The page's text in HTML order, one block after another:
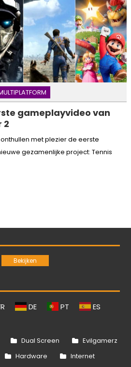
gameplayvideo van
2
onthullen met plezier de eerste
gezamenlijke project: Tennis
DE PT ES
Dual Screen
Evilgamerz
Hardware
Internet